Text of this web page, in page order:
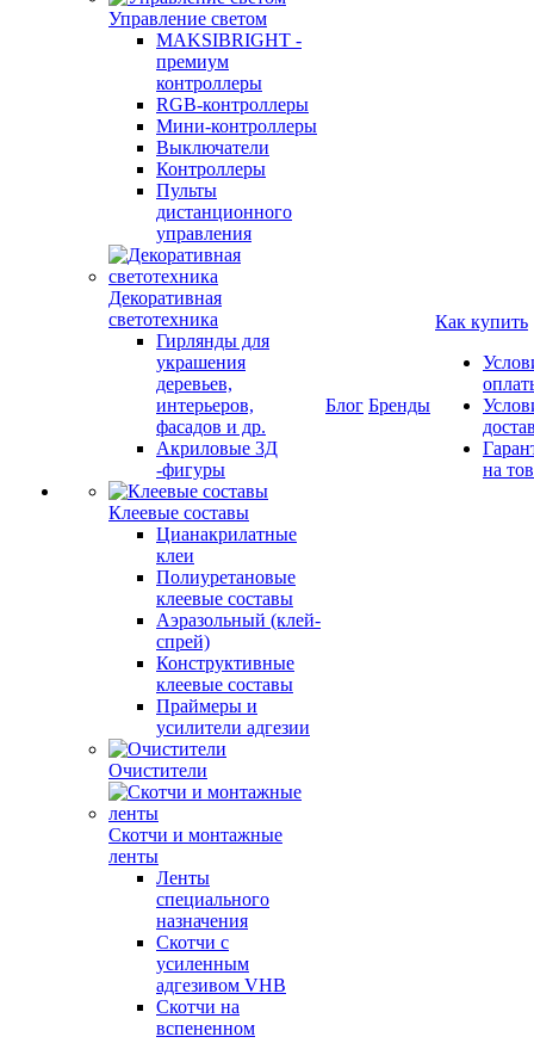
Управление светом
MAKSIBRIGHT -
премиум
контроллеры
RGB-контроллеры
Мини-контроллеры
Выключатели
Контроллеры
Пульты
дистанционного
управления
Декоративная
светотехника
Гирлянды для
украшения
деревьев,
интерьеров,
фасадов и др.
Акриловые 3Д
-фигуры
Клеевые составы
Цианакрилатные
клеи
Полиуретановые
клеевые составы
Аэразольный (клей-
спрей)
Конструктивные
клеевые составы
Праймеры и
усилители адгезии
Очистители
Скотчи и монтажные
ленты
Ленты
специального
назначения
Скотчи с
усиленным
адгезивом VHB
Скотчи на
вспененном
Блог Бренды
Как купить
на